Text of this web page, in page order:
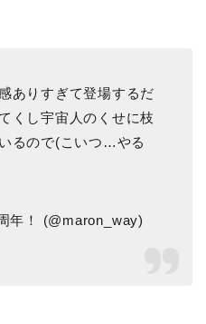
ありすぎて登場するだ
くし宇宙人のくせに枝
るので(こいつ…やる
年！ (@maron_way)